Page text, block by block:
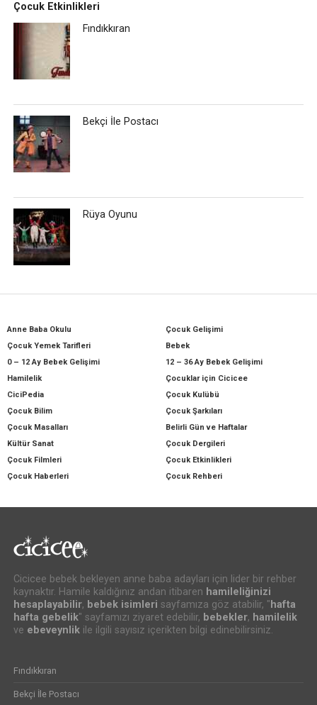
Çocuk Etkinlikleri
Fındıkkıran
Bekçi İle Postacı
Rüya Oyunu
Anne Baba Okulu
Çocuk Gelişimi
Çocuk Yemek Tarifleri
Bebek
0 – 12 Ay Bebek Gelişimi
12 – 36 Ay Bebek Gelişimi
Hamilelik
Çocuklar için Cicicee
CiciPedia
Çocuk Kulübü
Çocuk Bilim
Çocuk Şarkıları
Çocuk Masalları
Belirli Gün ve Haftalar
Kültür Sanat
Çocuk Dergileri
Çocuk Filmleri
Çocuk Etkinlikleri
Çocuk Haberleri
Çocuk Rehberi
Cicicee bebek bekleyen anne baba adayları için lider bir rehber
kaynaktır. Hamile kaldığınız andan itibaren hamileliğinizi
hesaplayabilir, bebek isimleri sayfamıza göz atabilir, " hafta
hafta gebelik" sayfamızı ziyaret edebilir, bebekler, hamilelik
ve ebeveynlikile ilgili sayısız içerikten bilgi edinebilirsiniz.
Fındıkkıran
Bekçi İle Postacı